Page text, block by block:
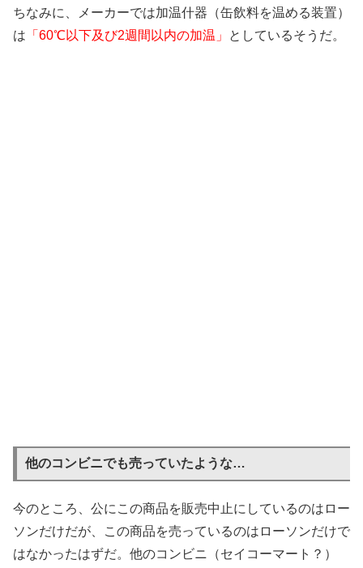
ちなみに、メーカーでは加温什器（缶飲料を温める装置）
は 「60℃以下及び2週間以内の加温」 としているそうだ。
他のコンビニでも売っていたような…
今のところ、公にこの商品を販売中止にしているのはロー
ソンだけだが、この商品を売っているのはローソンだけで
はなかったはずだ。他のコンビニ（セイコーマート？）